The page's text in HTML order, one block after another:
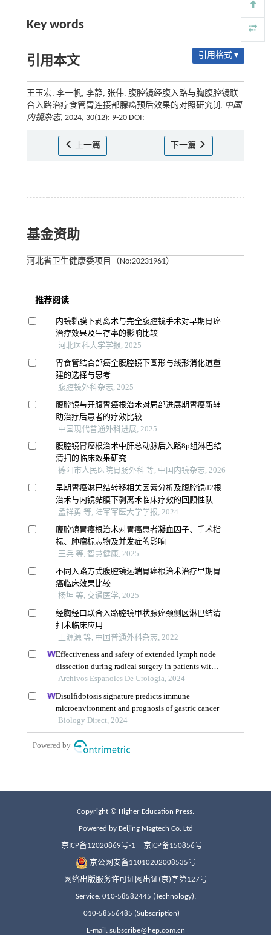
Key words
引用本文 引用格式 ▾
王玉宏, 李一帆, 李静, 张伟. 腹腔镜经腹入路与胸腹腔镜联
合入路治疗食管胃连接部腺癌预后效果的对照研究[J]. 中国
内镜杂志, 2024, 30(12): 9-20 DOI:
上一篇 下一篇
基金资助
河北省卫生健康委项目（No:20231961）
Copyright © Higher Education Press.
Powered by Beijing Magtech Co. Ltd
京ICP备12020869号-1 京ICP备150856号
京公网安备11010202008535号
网络出版服务许可证网出证(京)字第127号
Service: 010-58582445 (Technology);
010-58556485 (Subscription)
E-mail: subscribe@hep.com.cn